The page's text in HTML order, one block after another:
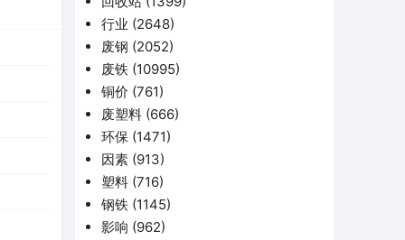
行业 (2648)
废钢 (2052)
废铁 (10995)
铜价 (761)
废塑料 (666)
环保 (1471)
因素 (913)
塑料 (716)
钢铁 (1145)
影响 (962)